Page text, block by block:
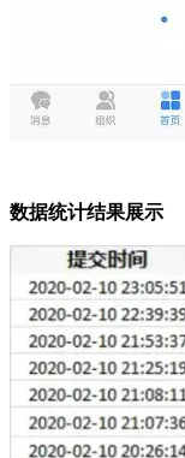
数据统计结果展示